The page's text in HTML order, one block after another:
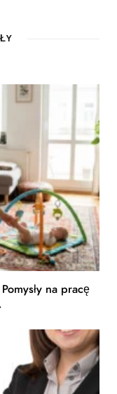
na pracę